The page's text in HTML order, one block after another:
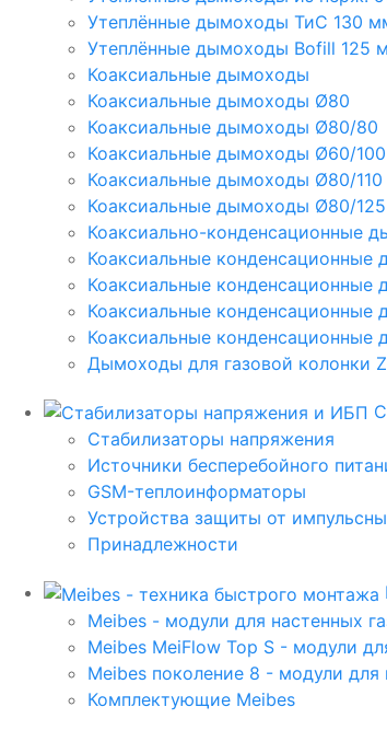
Утеплённые дымоходы ТиС 130
Утеплённые дымоходы Bofill 125
Коаксиальные дымоходы
Коаксиальные дымоходы Ø80
Коаксиальные дымоходы Ø80/80
Коаксиальные дымоходы Ø60/100
Коаксиальные дымоходы Ø80/110
Коаксиальные дымоходы Ø80/125
Коаксиально-конденсационные
Коаксиальные
Коаксиальные
Коаксиальные
Коаксиальные
Дымоходы для газовой колонки
Стабилизаторы напряжения
Источники бесперебойного
GSM-теплоинформаторы
Устройства защиты от
Принадлежности
Meibes - модули для настенных
Meibes MeiFlow Top S - модули
Meibes поколение 8 - модули для
Комплектующие Meibes